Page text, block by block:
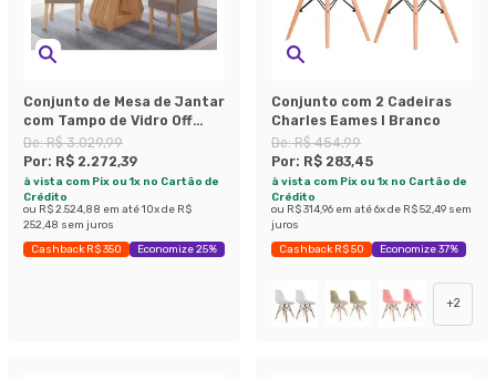
Conjunto de Mesa de Jantar
com Tampo de Vidro Off
White Agata e 4 Cadeiras
Fernanda Suede Joli e
Nature
De:R$ 3.029,99
Por: R$ 2.272,39
à vista com Pix ou 1x no Cartão de
Crédito
ou R$ 2.524,88 em até10x de R$
252,48 sem juros
Cashback R$ 350 Economize 25%
Conjunto com 2 Cadeiras
Charles Eames I Branco
De:R$ 454,99
Por: R$ 283,45
à vista com Pix ou 1x no Cartão de
Crédito
ou R$ 314,96 em até6x de R$ 52,49 sem
juros
Cashback R$ 50 Economize 37%
+2